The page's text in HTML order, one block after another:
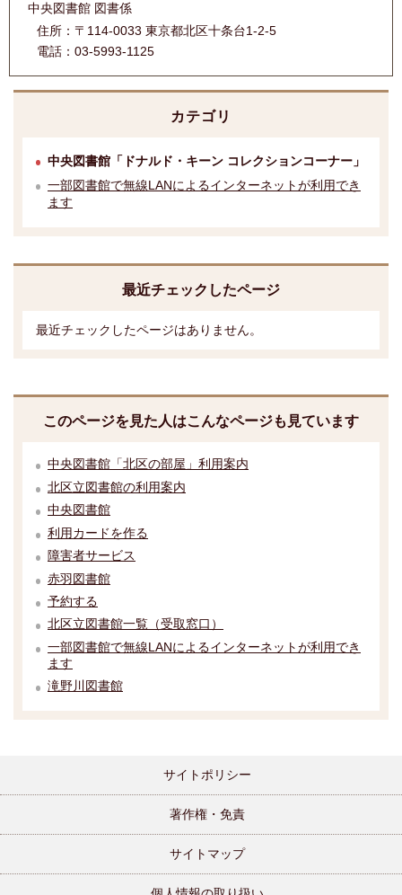
中央図書館 図書係
住所： 〒114-0033 東京都北区十条台1-2-5
電話： 03-5993-1125
カテゴリ
中央図書館「ドナルド・キーン コレクションコーナー」
一部図書館で無線LANによるインターネットが利用でき
ます
最近チェックしたページ
最近チェックしたページはありません。
このページを見た人はこんなページも見ています
中央図書館「北区の部屋」利用案内
北区立図書館の利用案内
中央図書館
利用カードを作る
障害者サービス
赤羽図書館
予約する
北区立図書館一覧（受取窓口）
一部図書館で無線LANによるインターネットが利用でき
ます
滝野川図書館
サイトポリシー
著作権・免責
サイトマップ